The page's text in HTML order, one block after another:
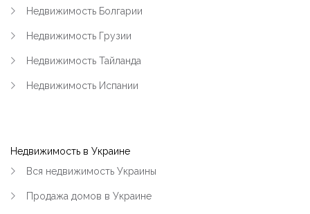
Недвижимость Болгарии
Недвижимость Грузии
Недвижимость Тайланда
Недвижимость Испании
Недвижимость в Украине
Вся недвижимость Украины
Продажа домов в Украине